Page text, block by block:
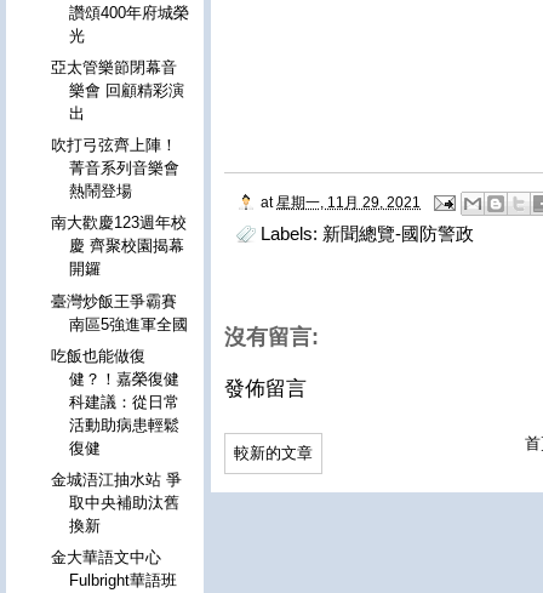
at 星期一, 11月 29, 2021
Labels: 新聞總覽-國防警政
沒有留言:
發佈留言
較新的文章
讚頌400年府城榮
光
亞太管樂節閉幕音
樂會 回顧精彩演
出
吹打弓弦齊上陣！
菁音系列音樂會
熱鬧登場
南大歡慶123週年校
慶 齊聚校園揭幕
開鑼
臺灣炒飯王爭霸賽
南區5強進軍全國
吃飯也能做復
健？！嘉榮復健
科建議：從日常
活動助病患輕鬆
復健
金城浯江抽水站 爭
取中央補助汰舊
換新
金大華語文中心
Fulbright華語班